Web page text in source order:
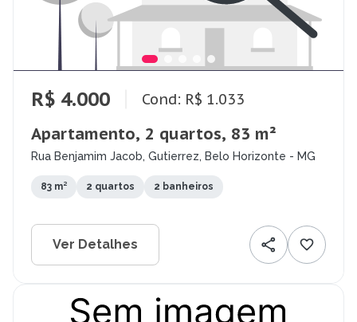
R$ 4.000 Cond: R$ 1.033
Apartamento, 2 quartos, 83 m²
Rua Benjamim Jacob, Gutierrez, Belo Horizonte - MG
83 m² 2 quartos 2 banheiros
Ver Detalhes